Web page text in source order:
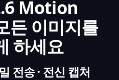
Motion
든 이미지를
하세요
전송 · 전신 캡처